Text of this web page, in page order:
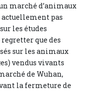
marché d’animaux
actuellement pas
les études
regretter que des
sur les animaux
vendus vivants
de Wuhan,
la fermeture de